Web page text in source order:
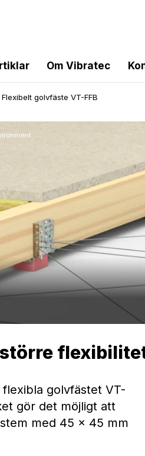
Om Vibratec
golvfäste VT-FFB
golvfästet VT-
gör det möjligt att
med 45 × 45 mm